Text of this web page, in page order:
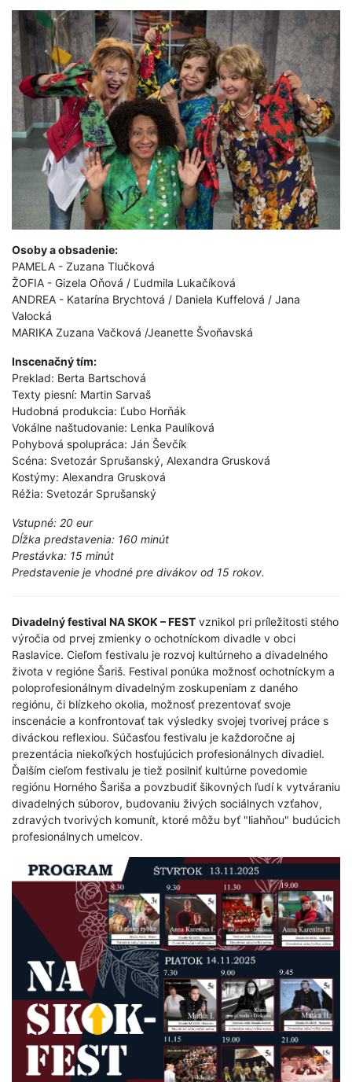
Osoby a obsadenie:
PAMELA - Zuzana Tlučková
ŽOFIA - Gizela Oňová / Ľudmila Lukačíková
ANDREA - Katarína Brychtová / Daniela Kuffelová / Jana
Valocká
MARIKA Zuzana Vačková /Jeanette Švoňavská
Inscenačný tím:
Preklad: Berta Bartschová
Texty piesní: Martin Sarvaš
Hudobná produkcia: Ľubo Horňák
Vokálne naštudovanie: Lenka Paulíková
Pohybová spolupráca: Ján Ševčík
Scéna: Svetozár Sprušanský, Alexandra Grusková
Kostýmy: Alexandra Grusková
Réžia: Svetozár Sprušanský
Vstupné: 20 eur
Dĺžka predstavenia: 160 minút
Prestávka: 15 minút
Predstavenie je vhodné pre divákov od 15 rokov.
Divadelný festival NA SKOK – FEST vznikol pri príležitosti stého
výročia od prvej zmienky o ochotníckom divadle v obci
Raslavice. Cieľom festivalu je rozvoj kultúrneho a divadelného
života v regióne Šariš. Festival ponúka možnosť ochotníckym a
poloprofesionálnym divadelným zoskupeniam z daného
regiónu, či blízkeho okolia, možnosť prezentovať svoje
inscenácie a konfrontovať tak výsledky svojej tvorivej práce s
diváckou reflexiou. Súčasťou festivalu je každoročne aj
prezentácia niekoľkých hosťujúcich profesionálnych divadiel.
Ďalším cieľom festivalu je tiež posilniť kultúrne povedomie
regiónu Horného Šariša a povzbudiť šikovných ľudí k vytváraniu
divadelných súborov, budovaniu živých sociálnych vzťahov,
zdravých tvorivých komunít, ktoré môžu byť "liahňou" budúcich
profesionálnych umelcov.